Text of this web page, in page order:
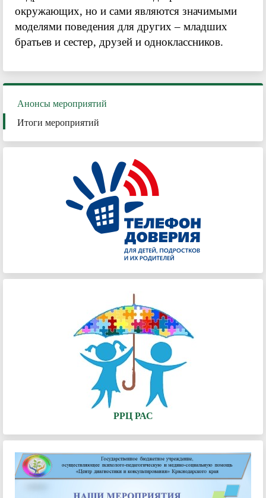
окружающих, но и сами являются значимыми
моделями поведения для других – младших
братьев и сестер, друзей и одноклассников.
Анонсы мероприятий
Итоги мероприятий
РРЦ РАС